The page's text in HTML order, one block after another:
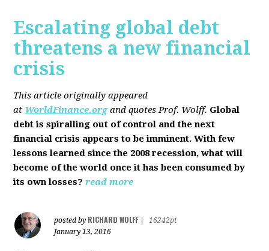
Escalating global debt
threatens a new financial
crisis
This article originally appeared
at WorldFinance.organd quotes Prof. Wolff. Global
debt is spiralling out of control and the next
financial crisis appears to be imminent. With few
lessons learned since the 2008 recession, what will
become of the world once it has been consumed by
its own losses? read more
posted by RICHARD WOLFF
16242pt
January 13, 2016